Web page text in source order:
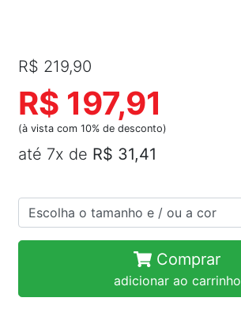
R$ 219,90
R$ 197,91
(à vista com 10% de desconto)
até 7x de R$ 31,41
Comprar
adicionar ao carrinho